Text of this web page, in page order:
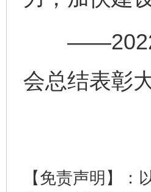
——2022年
会总结表彰
【免责声明】